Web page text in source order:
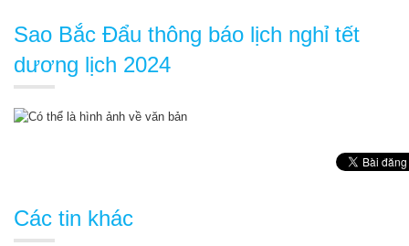
Sao Bắc Đẩu thông báo lịch nghỉ tết
dương lịch 2024
Các tin khác